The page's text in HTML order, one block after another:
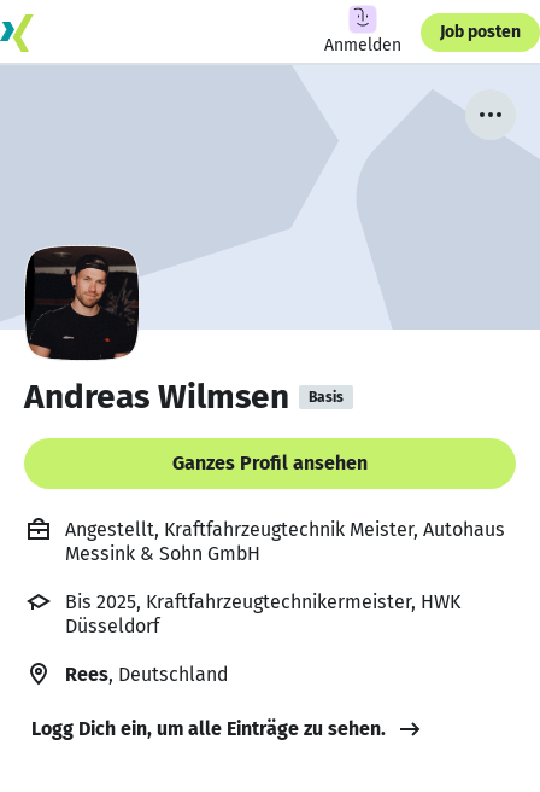
Anmelden
Job posten
Andreas Wilmsen Basis
Ganzes Profil ansehen
Angestellt, Kraftfahrzeugtechnik Meister, Autohaus
Messink & Sohn GmbH
Bis 2025, Kraftfahrzeugtechnikermeister, HWK
Düsseldorf
Rees, Deutschland
Logg Dich ein, um alle Einträge zu sehen.